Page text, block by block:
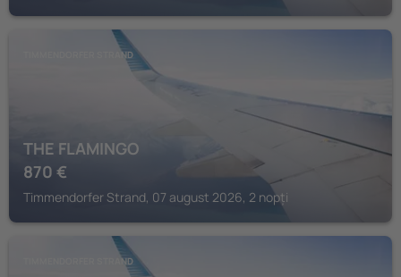
TIMMENDORFER STRAND
THE FLAMINGO
870 €
Timmendorfer Strand, 07 august 2026, 2 nopți
TIMMENDORFER STRAND